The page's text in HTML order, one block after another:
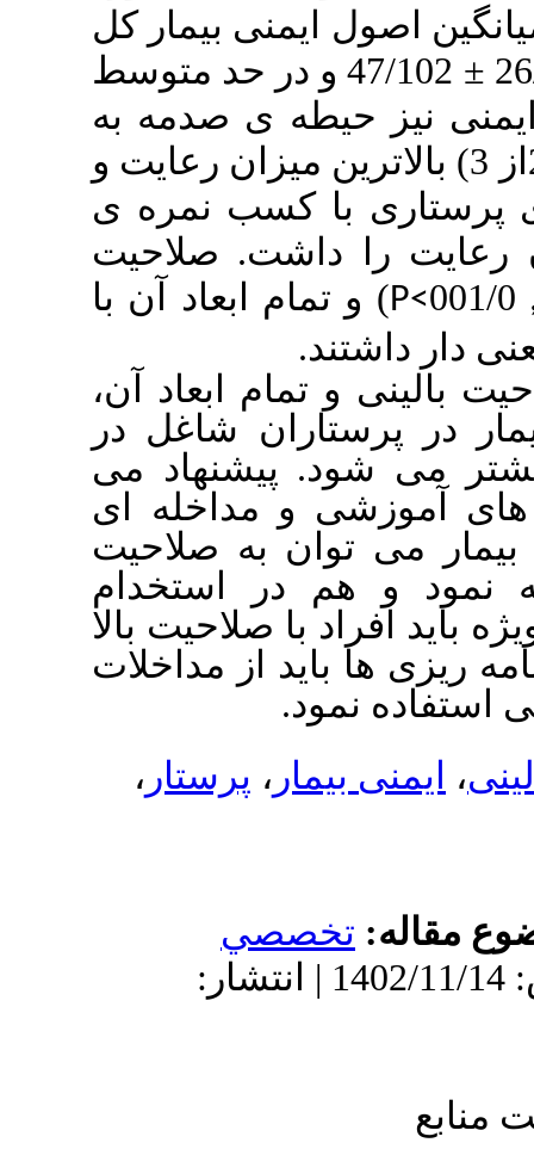
ایمنی بیمار کل
47/102 و در حد متوسط
حیطه ی صدمه به
ی (26/0از 3) بالاترین میزان رعایت و
با کسب نمره ی
را داشت. صلاحیت
تمام ابعاد آن با
تمام ابعاد آن،
شاغل در
پیشنهاد می
و مداخله ای
به صلاحیت
هم در استخدام
با صلاحیت بالا
از مداخلات
،پرستار،
تخصصي
دریافت: 1404/5/26 | پذیرش: 1402/11/14 | انتشار: